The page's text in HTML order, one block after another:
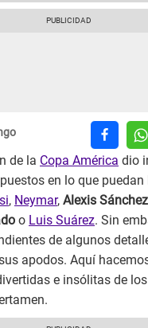
de la Copa América dio
en lo que puedan
, Neymar, Alexis Sánchez
o Luis Suárez. Sin
de algunos
apodos. Aquí
e insólitas de